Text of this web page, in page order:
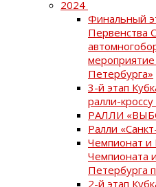
2024
Финальный
Первенства
Петербурга»
3-й этап
ралли-
РАЛЛИ
Ралли
Чемпионат и
Чемпионата
Петербурга
2-й этап